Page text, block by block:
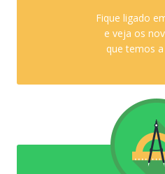
Fique ligado
e veja os
que temos